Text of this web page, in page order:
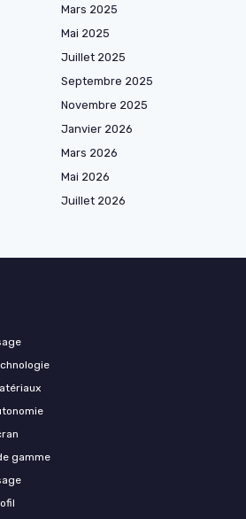
Mars 2025
Mai 2025
Juillet 2025
Septembre 2025
Novembre 2025
Janvier 2026
Mars 2026
Mai 2026
Juillet 2026
gamme